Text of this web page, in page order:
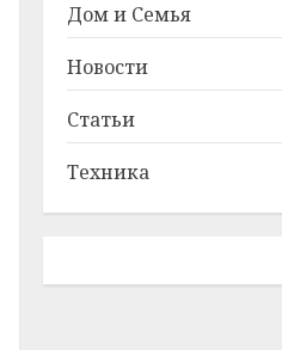
Дом и Семья
Новости
Статьи
Техника